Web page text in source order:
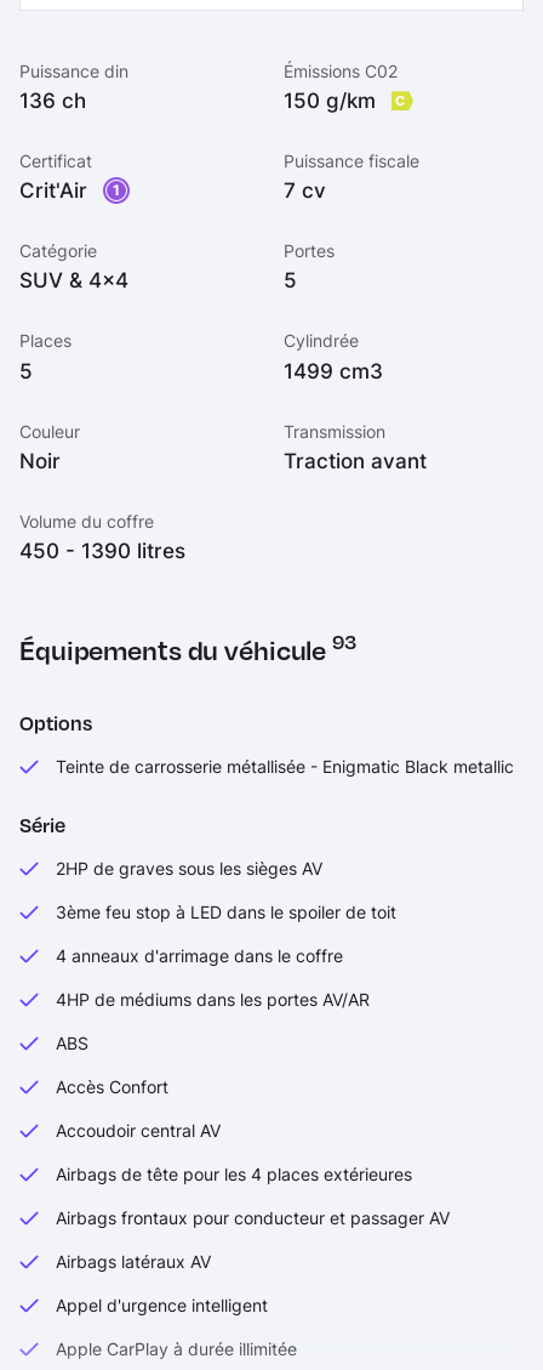
Puissance din
136 ch
Émissions C02
150 g/km C
Certificat
Crit'Air 1
Puissance fiscale
7 cv
Catégorie
SUV & 4x4
Portes
5
Places
5
Cylindrée
1499 cm3
Couleur
Noir
Transmission
Traction avant
Volume du coffre
450 - 1390 litres
Équipements du véhicule 93
Options
Teinte de carrosserie métallisée - Enigmatic Black metallic
Série
2HP de graves sous les sièges AV
3ème feu stop à LED dans le spoiler de toit
4 anneaux d'arrimage dans le coffre
4HP de médiums dans les portes AV/AR
ABS
Accès Confort
Accoudoir central AV
Airbags de tête pour les 4 places extérieures
Airbags frontaux pour conducteur et passager AV
Airbags latéraux AV
Appel d'urgence intelligent
Apple CarPlay à durée illimitée